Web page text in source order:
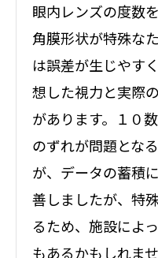
眼内レンズの度数
角膜形状が特殊な
は誤差が生じやす
想した視力と実際
があります。１０
のずれが問題とな
が、データの蓄積
善しましたが、特
るため、施設によ
もあるかもしれませ